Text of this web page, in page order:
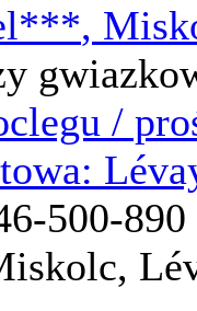
,
/
500-890
,